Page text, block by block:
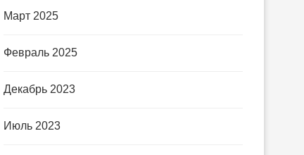
Март 2025
Февраль 2025
Декабрь 2023
Июль 2023